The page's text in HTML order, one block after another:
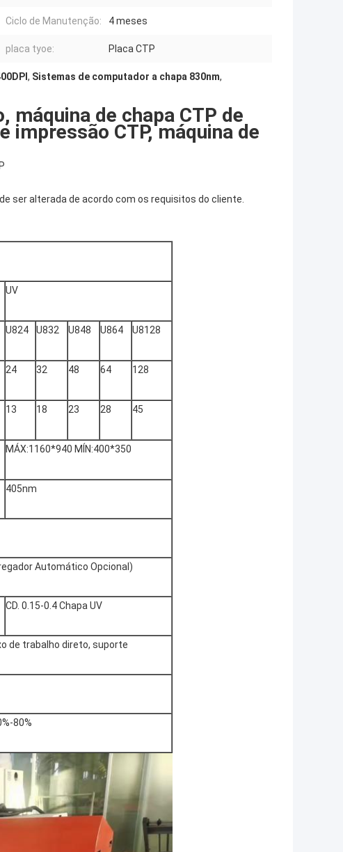
Ciclo de Manutenção: 4 meses
placa tyoe: Placa CTP
, Sistemas de computador a chapa 830nm,
máquina de chapa CTP de
impressão CTP, máquina de
ser alterada de acordo com os requisitos do cliente.
UV
U824 U832 U848 U864 U8128
24 32 48 64 128
13 18 23 28 45
MÁX:1160*940 MÍN:400*350
405nm
Automático Opcional)
CD. 0.15-0.4 Chapa UV
de trabalho direto, suporte
80%